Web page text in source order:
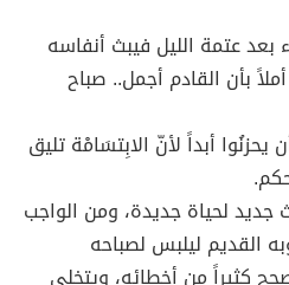
بعد عتمة الليل فيبث أنفاسه
بأن القادم أجمل.. صباح
أبداً لأنّ الابِتسَامْة تليق
لحياة جديدة، ومن الواجب
القديم ليلبس لصباحه
كثيراً من أخطائه، ويتخلى